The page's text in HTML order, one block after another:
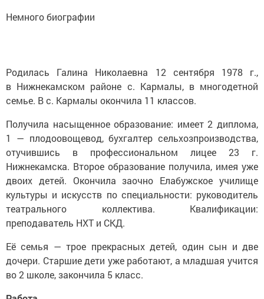
Немного биографии
Родилась Галина Николаевна 12 сентября 1978 г.,
в Нижнекамском районе с. Кармалы, в многодетной
семье. В с. Кармалы окончила 11 классов.
Получила насыщенное образование: имеет 2 диплома,
1 — плодоовощевод, бухгалтер сельхозпроизводства,
отучившись в профессиональном лицее 23 г.
Нижнекамска. Второе образование получила, имея уже
двоих детей. Окончила заочно Елабужское училище
культуры и искусств по специальности: руководитель
театрального коллектива. Квалификации:
преподаватель НХТ и СКД.
Её семья — трое прекрасных детей, один сын и две
дочери. Старшие дети уже работают, а младшая учится
во 2 школе, закончила 5 класс.